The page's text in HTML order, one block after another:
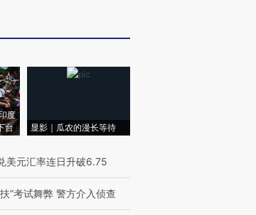
度
台
显影｜瓜农的漫长等待
美元汇率连日升破6.75
”考试舞弊 警方介入侦查